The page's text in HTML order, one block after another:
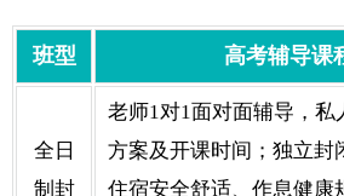
班型 高考辅导课
全日
制封
老师1对1面对面辅导，私
方案及开课时间；独立封
住宿安全舒适、作息健康